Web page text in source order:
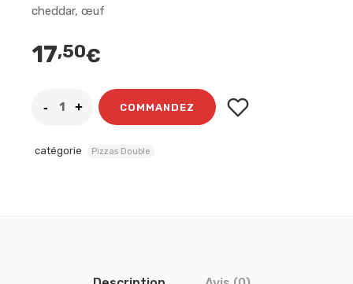
cheddar, œuf
17,50€
COMMANDEZ
catégorie Pizzas Double